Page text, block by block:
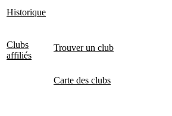
Historique
Clubs
affiliés
Trouver un club
Carte des clubs